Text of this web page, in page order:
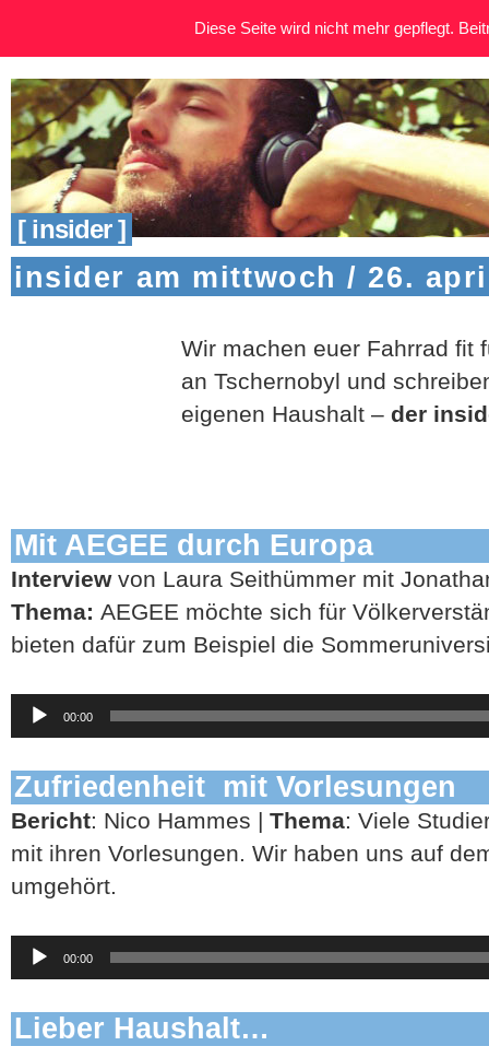
[ insider ]
insider am mittwoch / 26.
Wir machen euer Fahrrad fit
an Tschernobyl und
eigenen Haushalt – der
Mit AEGEE durch Europa
Interviewvon Laura Seithümmer mit
Thema: AEGEE möchte sich für
bieten dafür zum Beispiel die
Audio-
Player
00:00
Zufriedenheit mit Vorlesungen
Bericht: Nico Hammes | Thema: Viele
mit ihren Vorlesungen. Wir haben uns auf
umgehört.
Audio-
Player
00:00
Lieber Haushalt…
Diese Seite wird nicht mehr gepflegt.